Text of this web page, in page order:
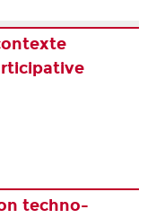
techno-